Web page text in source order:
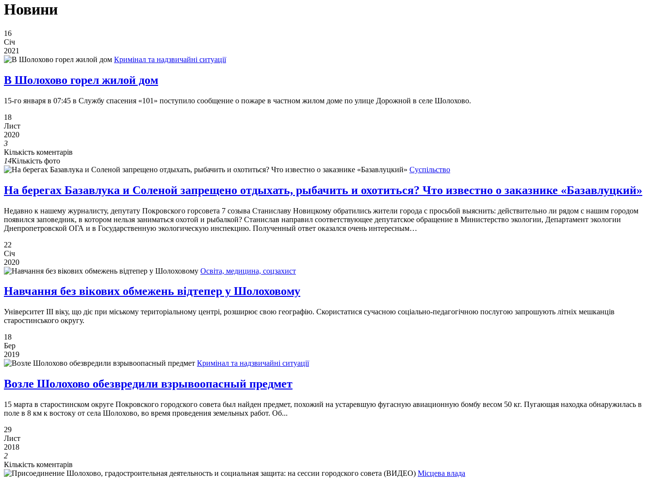
Новини
16
Січ
2021
Кримінал та надзвичайні ситуації
В Шолохово горел жилой дом
15-го января в 07:45 в Службу спасения «101» поступило сообщение о пожаре в частном жилом доме по улице Дорожной в селе Шолохово.
18
Лист
2020
3
Кількість коментарів
14Кількість фото
Суспільство
На берегах Базавлука и Соленой запрещено отдыхать, рыбачить и охотиться? Что известно о заказнике «Базавлуцкий»
Недавно к нашему журналисту, депутату Покровского горсовета 7 созыва Станиславу Новицкому обратились жители города с просьбой выяснить: действительно ли рядом с нашим городом
появился заповедник, в котором нельзя заниматься охотой и рыбалкой? Станислав направил соответствующее депутатское обращение в Министерство экологии, Департамент экологии
Днепропетровской ОГА и в Государственную экологическую инспекцию. Полученный ответ оказался очень интересным…
22
Січ
2020
Освіта, медицина, соцзахист
Навчання без вікових обмежень відтепер у Шолоховому
Університет ІІІ віку, що діє при міському територіальному центрі, розширює свою географію. Скористатися сучасною соціально-педагогічною послугою запрошують літніх мешканців
старостинського округу.
18
Бер
2019
Кримінал та надзвичайні ситуації
Возле Шолохово обезвредили взрывоопасный предмет
15 марта в старостинском округе Покровского городского совета был найден предмет, похожий на устаревшую фугасную авиационную бомбу весом 50 кг. Пугающая находка обнаружилась в
поле в 8 км к востоку от села Шолохово, во время проведения земельных работ. Об...
29
Лист
2018
2
Кількість коментарів
Місцева влада